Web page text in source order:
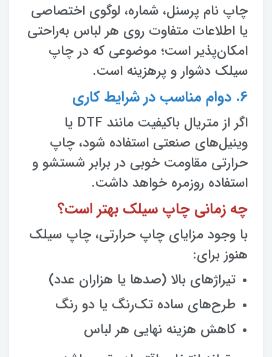
چاپ نام پرسنل، شماره، لوگوی اختصاصی
یا اطلاعات متفاوت روی هر لباس به‌راحتی
امکان‌پذیر است؛ موضوعی که در چاپ
سیلک دشوار و پرهزینه است.
6. دوام مناسب در شرایط کاری
اگر از متریال باکیفیت مانند DTF یا
وینیل‌های صنعتی استفاده شود، چاپ
حرارتی مقاومت خوبی در برابر شستشو و
استفاده روزمره خواهد داشت.
چه زمانی چاپ سیلک بهتر است؟
با وجود مزایای چاپ حرارتی، چاپ سیلک
هنوز برای:
تیراژهای بالا (صدها یا هزاران عدد)
طرح‌های ساده تک‌رنگ یا دو رنگ
کاهش هزینه نهایی هر لباس